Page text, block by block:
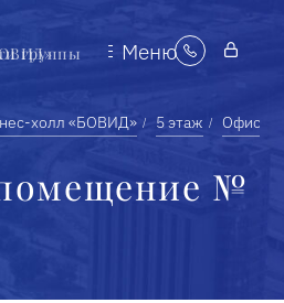
«БОВИД» Меню
холл «БОВИД» 5 этаж
№